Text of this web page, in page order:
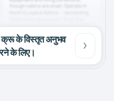
के विस्तृत अनुभव
के लिए।